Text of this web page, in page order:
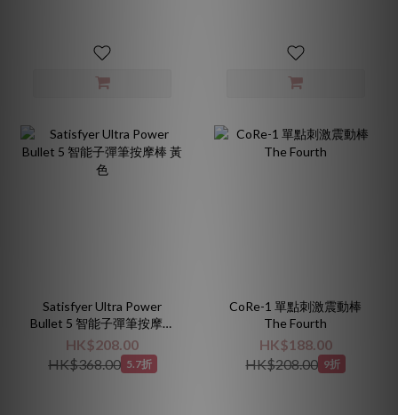
Satisfyer Ultra Power
Bullet 5 智能子彈筆按摩棒
黃色
HK$208.00
HK$368.00 5.7折
CoRe-1 單點刺激震動棒
The Fourth
HK$188.00
HK$208.00 9折